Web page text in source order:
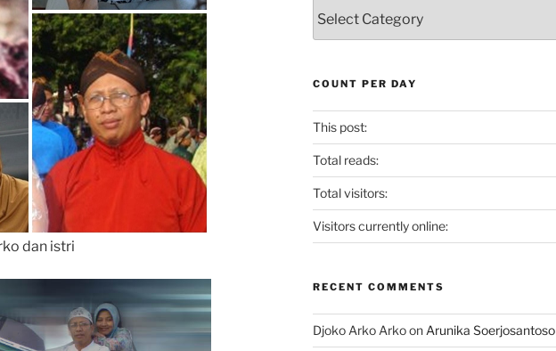
dan istri
Artikel
COUNT PER DAY
This post:
Total reads:
Total visitors:
Visitors currently online:
RECENT COMMENTS
Djoko Arko Arkoon Arunika Soerjosantoso